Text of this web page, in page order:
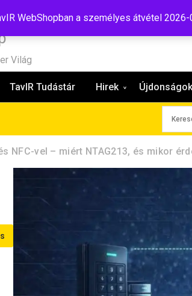
WebShopban a személyes átvétel
Világ
TavIR Tudástár Hirek Újdonságok
NFC-vel – miért NTAG213, és mikor